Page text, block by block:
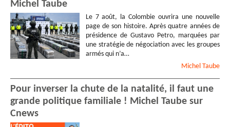
Michel Taube
Le 7 août, la Colombie ouvrira une nouvelle
page de son histoire. Après quatre années de
présidence de Gustavo Petro, marquées par
une stratégie de négociation avec les groupes
armés qui n’a…
Michel Taube
Pour inverser la chute de la natalité, il faut une
grande politique familiale ! Michel Taube sur
Cnews